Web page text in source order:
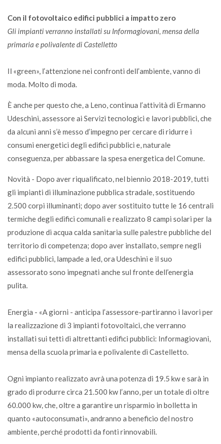
Con il fotovoltaico edifici pubblici a impatto zero
Gli impianti verranno installati su Informagiovani, mensa della
primaria e polivalente di Castelletto
Il «green», l’attenzione nei confronti dell’ambiente, vanno di
moda. Molto di moda.
È anche per questo che, a Leno, continua l’attività di Ermanno
Udeschini, assessore ai Servizi tecnologici e lavori pubblici, che
da alcuni anni s’è messo d’impegno per cercare di ridurre i
consumi energetici degli edifici pubblici e, naturale
conseguenza, per abbassare la spesa energetica del Comune.
Novità - Dopo aver riqualificato, nel biennio 2018-2019, tutti
gli impianti di illuminazione pubblica stradale, sostituendo
2.500 corpi illuminanti; dopo aver sostituito tutte le 16 centrali
termiche degli edifici comunali e realizzato 8 campi solari per la
produzione di acqua calda sanitaria sulle palestre pubbliche del
territorio di competenza; dopo aver installato, sempre negli
edifici pubblici, lampade a led, ora Udeschini e il suo
assessorato sono impegnati anche sul fronte dell’energia
pulita.
Energia - «A giorni - anticipa l’assessore-partiranno i lavori per
la realizzazione di 3 impianti fotovoltaici, che verranno
installati sui tetti di altrettanti edifici pubblici: Informagiovani,
mensa della scuola primaria e polivalente di Castelletto.
Ogni impianto realizzato avrà una potenza di 19.5 kw e sarà in
grado di produrre circa 21.500 kw l’anno, per un totale di oltre
60.000 kw, che, oltre a garantire un risparmio in bolletta in
quanto «autoconsumati», andranno a beneficio del nostro
ambiente, perché prodotti da fonti rinnovabili.